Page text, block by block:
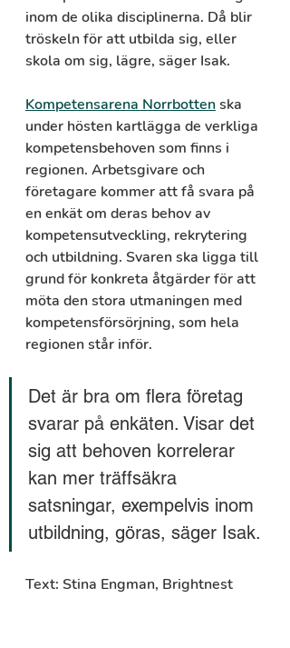
inom de olika disciplinerna. Då blir
tröskeln för att utbilda sig, eller
skola om sig, lägre, säger Isak.
Kompetensarena Norrbotten ska
under hösten kartlägga de verkliga
kompetensbehoven som finns i
regionen. Arbetsgivare och
företagare kommer att få svara på
en enkät om deras behov av
kompetensutveckling, rekrytering
och utbildning. Svaren ska ligga till
grund för konkreta åtgärder för att
möta den stora utmaningen med
kompetensförsörjning, som hela
regionen står inför.
Det är bra om flera företag
svarar på enkäten. Visar det
sig att behoven korrelerar
kan mer träffsäkra
satsningar, exempelvis inom
utbildning, göras, säger Isak.
Text: Stina Engman, Brightnest